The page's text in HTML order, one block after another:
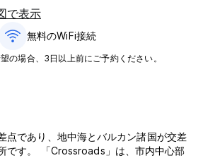
で表示
無料のWiFi接続
の場合、3日以上前にご予約ください。
点であり、地中海とバルカン諸国が交差
です。 「Crossroads」は、市内中心部